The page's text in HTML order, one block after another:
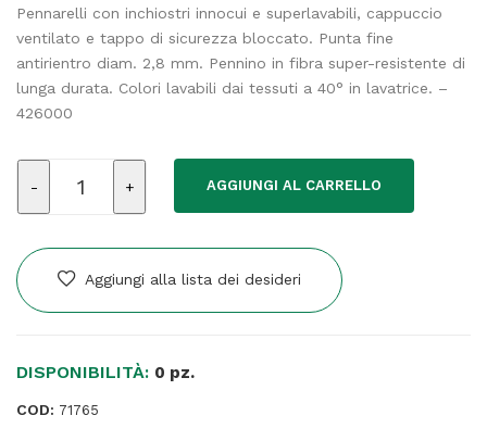
Pennarelli con inchiostri innocui e superlavabili, cappuccio
ventilato e tappo di sicurezza bloccato. Punta fine
antirientro diam. 2,8 mm. Pennino in fibra super-resistente di
lunga durata. Colori lavabili dai tessuti a 40° in lavatrice. –
426000
Turbo
-
punta
assortiti
AGGIUNGI AL CARRELLO
Aggiungi alla lista dei desideri
DISPONIBILITÀ: 0 pz.
COD: 71765